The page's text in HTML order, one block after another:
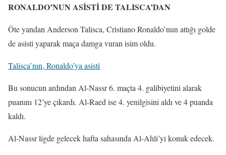
RONALDO’NUN ASİSTİ DE TALISCA’DAN
Öte yandan Anderson Talisca, Cristiano Ronaldo’nun attığı golde
de asisti yaparak maça damga vuran isim oldu.
Talisca’nın, Ronaldo’ya asisti
Bu sonucun ardından Al-Nassr 6. maçta 4. galibiyetini alarak
puanını 12’ye çıkardı. Al-Raed ise 4. yenilgisini aldı ve 4 puanda
kaldı.
Al-Nassr ligde gelecek hafta sahasında Al-Ahli’yi konuk edecek.